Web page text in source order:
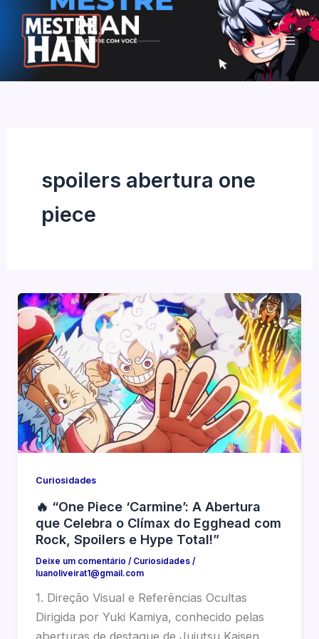
para
conteúdo
spoilers abertura one
piece
Curiosidades
🔥 “One Piece ‘Carmine’: A Abertura
que Celebra o Clímax do Egghead com
Rock, Spoilers e Hype Total!”
Deixe um comentário / Curiosidades/
luanoliveirat1@gmail.com
1. Direção Visual e Referências Ocultas
Dirigida por Yuki Kamiya, conhecido pelas